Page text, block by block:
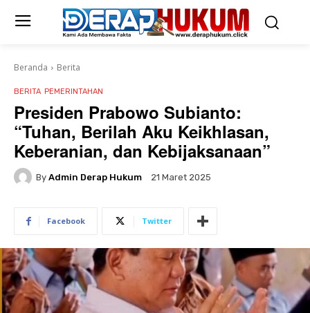
Beranda Berita
BERITA PEMERINTAHAN
Presiden Prabowo Subianto:
“Tuhan, Berilah Aku Keikhlasan,
Keberanian, dan Kebijaksanaan”
By Admin Derap Hukum 21 Maret 2025
Facebook Twitter